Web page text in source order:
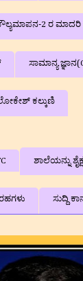
2 ರ ಮಾದರಿ
ಸಾಮಾನ್ಯ
ಕಲ್ಕುಣಿ
ಶಾಲೆಯನ್ನು
ಸುದ್ದಿ